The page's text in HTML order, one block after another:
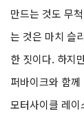
만드는 것도 무
는 것은 마치 슬
한 짓이다. 하지
퍼바이크와 함
모터사이클 레